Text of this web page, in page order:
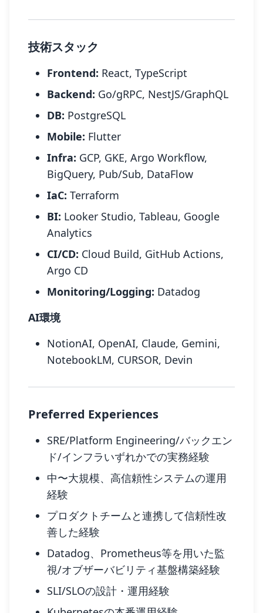
技術スタック
Frontend: React, TypeScript
Backend: Go/gRPC, NestJS/GraphQL
DB: PostgreSQL
Mobile: Flutter
Infra: GCP, GKE, Argo Workflow,
BigQuery, Pub/Sub, DataFlow
IaC: Terraform
BI: Looker Studio, Tableau, Google
Analytics
CI/CD: Cloud Build, GitHub Actions,
Argo CD
Monitoring/Logging: Datadog
AI環境
NotionAI, OpenAI, Claude, Gemini,
NotebookLM, CURSOR, Devin
Preferred Experiences
SRE/Platform Engineering/バックエン
ド/インフラいずれかでの実務経験
中〜大規模、高信頼性システムの運用
経験
プロダクトチームと連携して信頼性改
善した経験
Datadog、Prometheus等を用いた監
視/オブザーバビリティ基盤構築経験
SLI/SLOの設計・運用経験